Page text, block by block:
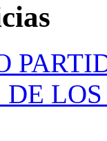
DE